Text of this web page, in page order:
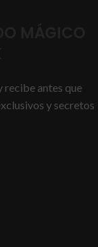
recibe antes que
y secretos